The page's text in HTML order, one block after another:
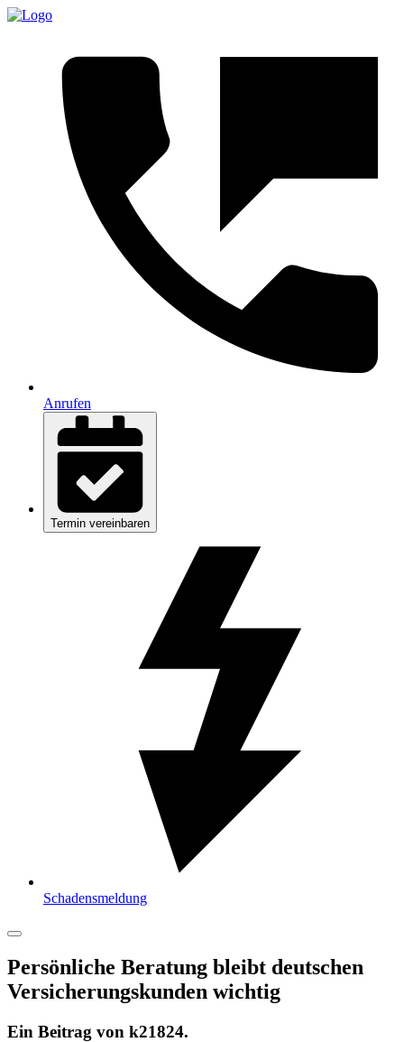
Anrufen
Termin vereinbaren
Schadensmeldung
Persönliche Beratung bleibt deutschen
Versicherungskunden wichtig
Ein Beitrag von k21824.